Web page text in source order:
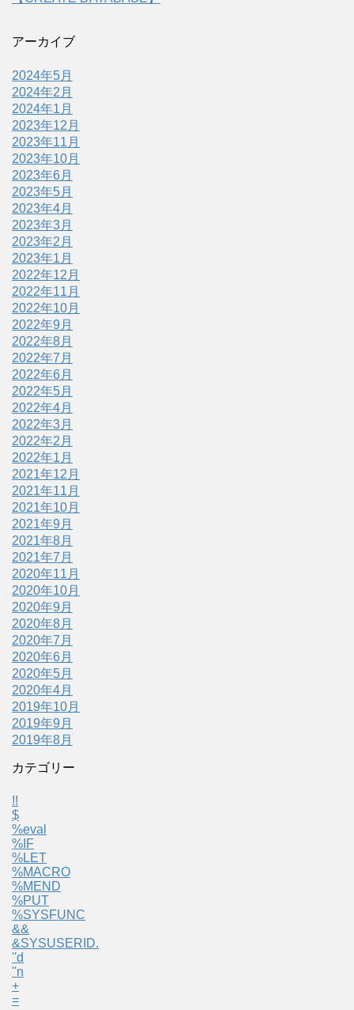
アーカイブ
2024年5月
2024年2月
2024年1月
2023年12月
2023年11月
2023年10月
2023年6月
2023年5月
2023年4月
2023年3月
2023年2月
2023年1月
2022年12月
2022年11月
2022年10月
2022年9月
2022年8月
2022年7月
2022年6月
2022年5月
2022年4月
2022年3月
2022年2月
2022年1月
2021年12月
2021年11月
2021年10月
2021年9月
2021年8月
2021年7月
2020年11月
2020年10月
2020年9月
2020年8月
2020年7月
2020年6月
2020年5月
2020年4月
2019年10月
2019年9月
2019年8月
カテゴリー
!!
$
%eval
%IF
%LET
%MACRO
%MEND
%PUT
%SYSFUNC
&&
&SYSUSERID.
''d
''n
+
=